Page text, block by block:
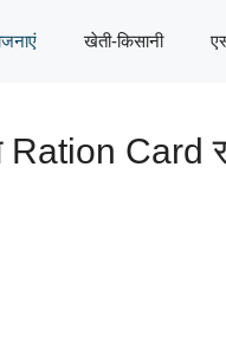
खेती-किसानी
Card